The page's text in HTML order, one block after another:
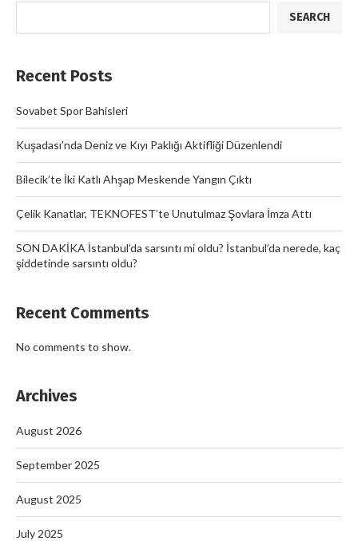
SEARCH
Recent Posts
Sovabet Spor Bahisleri
Kuşadası’nda Deniz ve Kıyı Paklığı Aktifliği Düzenlendi
Bilecik’te İki Katlı Ahşap Meskende Yangın Çıktı
Çelik Kanatlar, TEKNOFEST’te Unutulmaz Şovlara İmza Attı
SON DAKİKA İstanbul’da sarsıntı mi oldu? İstanbul’da nerede, kaç
şiddetinde sarsıntı oldu?
Recent Comments
No comments to show.
Archives
August 2026
September 2025
August 2025
July 2025